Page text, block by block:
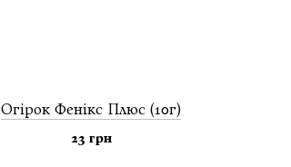
Огiрок Фенікс Плюс (10г)
23 грн